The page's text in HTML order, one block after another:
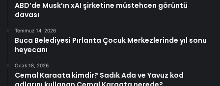
ABD’de Musk’ın xAI şirketine müstehcen görüntü
davası
Temmuz 14, 2026
Buca Belediyesi Pırlanta Çocuk Merkezlerinde yıl sonu
heyecanı
Ocak 18, 2026
Cemal Karaata kimdir? Sadık Ada ve Yavuz kod